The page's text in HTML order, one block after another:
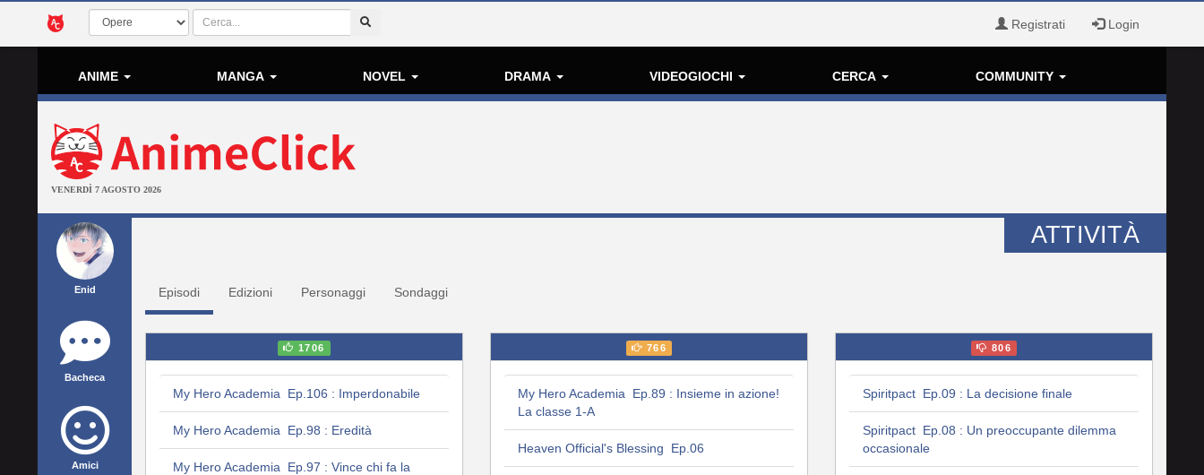
Registrati Login
ANIME MANGA NOVEL DRAMA VIDEOGIOCHI CERCA COMMUNITY
VENERDÌ 7 AGOSTO 2026
Enid
Bacheca
Amici
ATTIVITÀ
Episodi Edizioni Personaggi Sondaggi
1706
My Hero Academia Ep.106 : Imperdonabile
My Hero Academia Ep.98 : Eredità
My Hero Academia Ep.97 : Vince chi fa la
766
My Hero Academia Ep.89 : Insieme in azione!
La classe 1-A
Heaven Official's Blessing Ep.06
806
Spiritpact Ep.09 : La decisione finale
Spiritpact Ep.08 : Un preoccupante dilemma
occasionale